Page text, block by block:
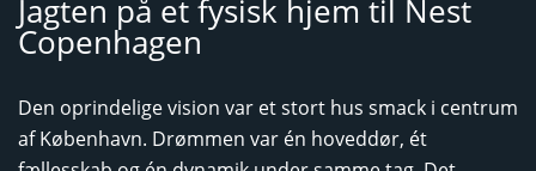
Jagten på et fysisk hjem til Nest
Copenhagen
Den oprindelige vision var et stort hus smack i centrum
af København. Drømmen var én hoveddør, ét